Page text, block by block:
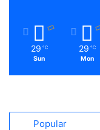
29 ℃
Sun
29 ℃
Mon
Popular